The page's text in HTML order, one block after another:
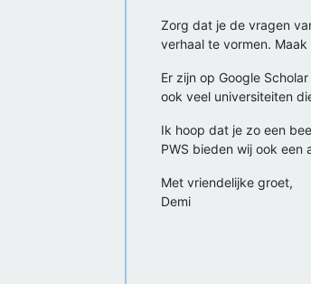
Zorg dat je de vragen
verhaal te vormen.
Er zijn op Google
ook veel universiteiten
Ik hoop dat je zo een
PWS bieden wij ook
Met vriendelijke groet,
Demi